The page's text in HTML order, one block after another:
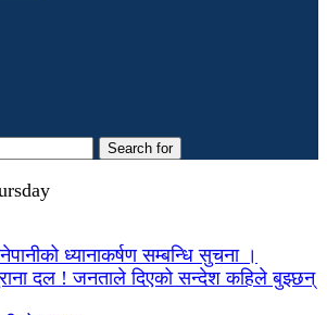
Search for
ध्यानाकर्षण सम्बन्धि सुचना ।
दल ! जनताले दिएको सन्देश कहिले बुझ्छन्